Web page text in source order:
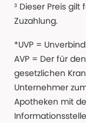
³ Dieser Preis gilt
Zuzahlung.
*UVP =
AVP = Der für
gesetzlichen
Unternehmer
Apotheken mit